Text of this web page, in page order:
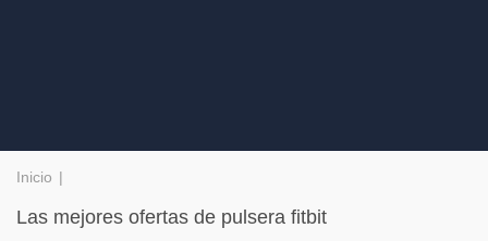
Inicio
Las mejores ofertas de pulsera fitbit